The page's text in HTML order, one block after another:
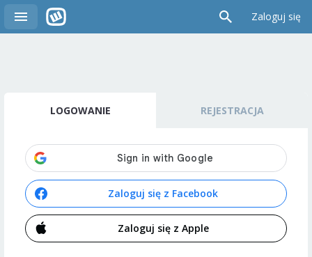
Zaloguj się
LOGOWANIE REJESTRACJA
Zaloguj się z Facebook
Zaloguj się z Apple